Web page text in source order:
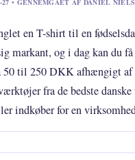
27 • GENNEMGAET AF DANIEL
en T-shirt til en
markant, og i dag kan du
til 250 DKK afhængigt af
fra de bedste
indkøber for en